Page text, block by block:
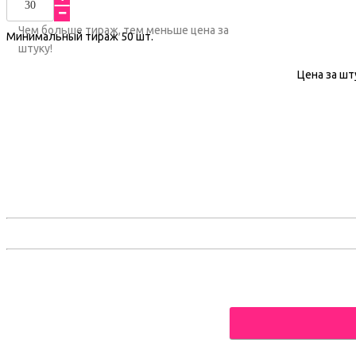
Чем больше тираж, тем меньше цена за
штуку!
Минимальный тираж50шт.
Цена за